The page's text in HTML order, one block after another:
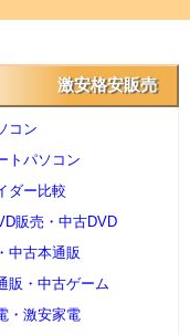
激安格安販売
コン
トパソコン
ダー比較
販売・中古DVD
中古本通販
販・中古ゲーム
・激安家電